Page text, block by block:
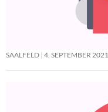
SAALFELD 4. SEPTEMBER 2021